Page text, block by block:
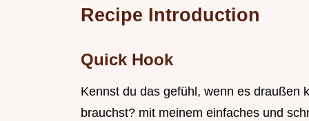
Recipe Introduction
Quick Hook
Kennst du das gefühl, wenn es draußen
brauchst? mit meinem einfaches und